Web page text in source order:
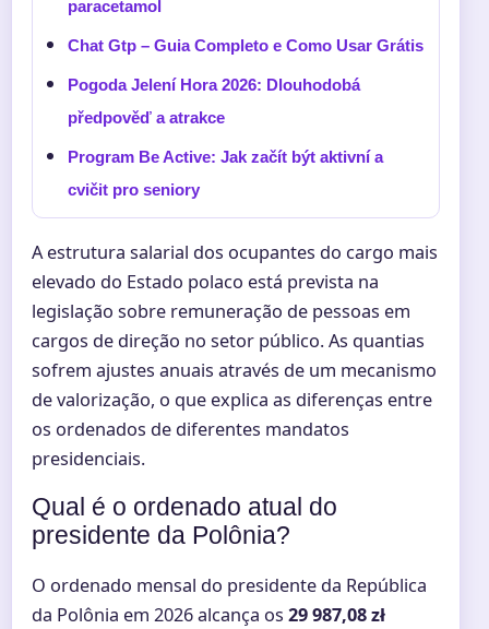
paracetamol
Chat Gtp – Guia Completo e Como Usar Grátis
Pogoda Jelení Hora 2026: Dlouhodobá
předpověď a atrakce
Program Be Active: Jak začít být aktivní a
cvičit pro seniory
A estrutura salarial dos ocupantes do cargo mais
elevado do Estado polaco está prevista na
legislação sobre remuneração de pessoas em
cargos de direção no setor público. As quantias
sofrem ajustes anuais através de um mecanismo
de valorização, o que explica as diferenças entre
os ordenados de diferentes mandatos
presidenciais.
Qual é o ordenado atual do
presidente da Polônia?
O ordenado mensal do presidente da República
da Polônia em 2026 alcança os 29 987,08 zł